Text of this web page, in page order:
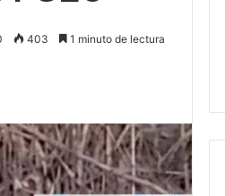
403 1 minuto de lectura